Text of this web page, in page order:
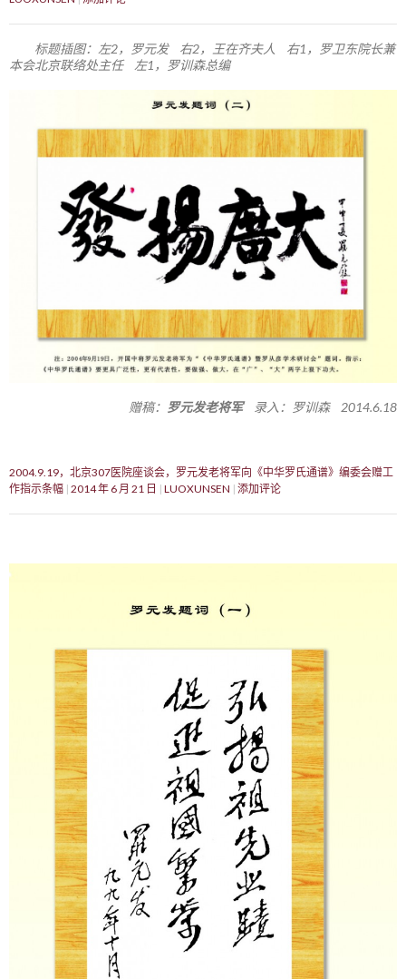
标题插图：左2，罗元发 右2，王在齐夫人 右1，罗卫东院长兼
本会北京联络处主任 左1，罗训森总编
赠稿： 罗元发老将军录入：罗训森 2014.6.18
2004.9.19，北京307医院座谈会，罗元发老将军向《中华罗氏通谱》编委会赠工
作指示条幅 2014 年 6 月 21 日 LUOXUNSEN 添加评论